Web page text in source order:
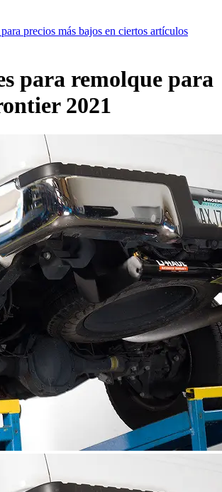
para precios más bajos en ciertos artículos
para remolque para
2021